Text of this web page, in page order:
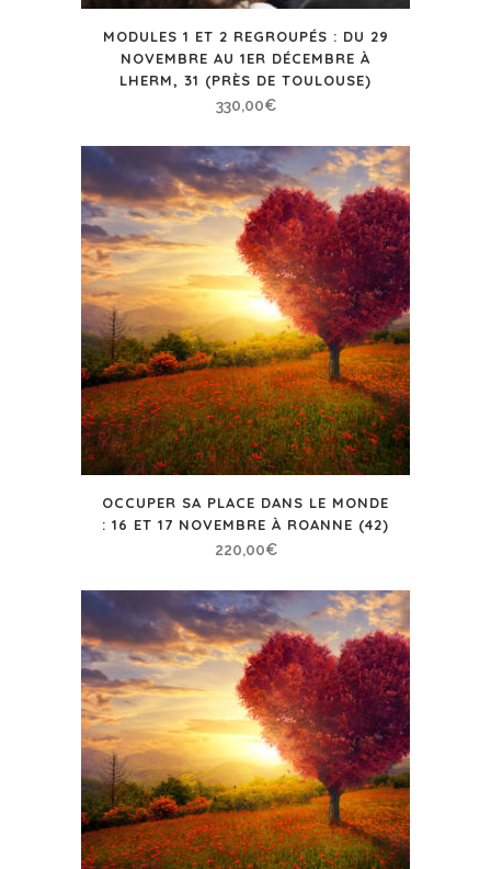
MODULES 1 ET 2 REGROUPÉS : DU 29
NOVEMBRE AU 1ER DÉCEMBRE À
LHERM, 31 (PRÈS DE TOULOUSE)
330,00€
OCCUPER SA PLACE DANS LE MONDE
: 16 ET 17 NOVEMBRE À ROANNE (42)
220,00€